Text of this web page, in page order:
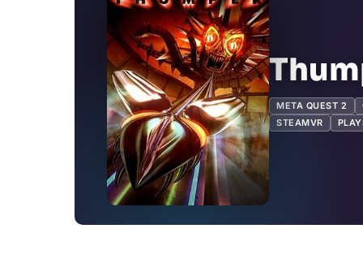
META QUEST 2
STEAMVR